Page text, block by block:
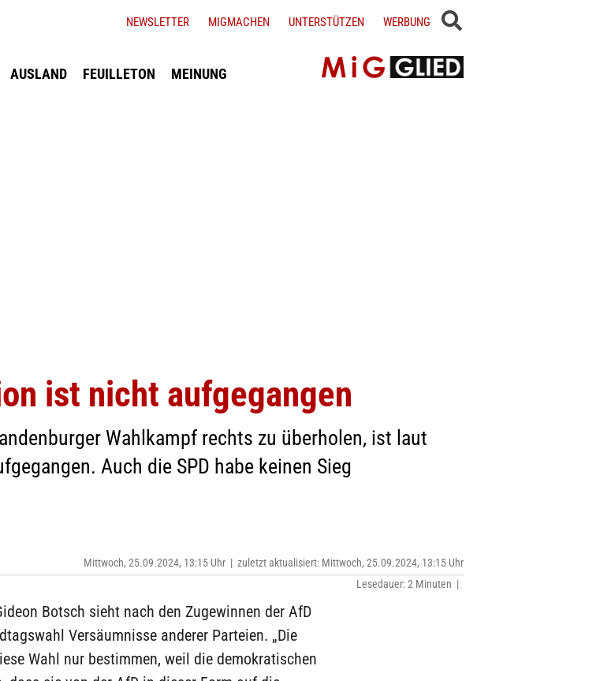
AUSLAND FEUILLETON MEINUNG
NEWSLETTER MIGMACHEN UNTERSTÜTZEN WERBUNG
ist nicht aufgegangen
Wahlkampf rechts zu überholen, ist laut
Auch die SPD habe keinen Sieg
Mittwoch, 25.09.2024, 13:15 Uhr | zuletzt aktualisiert: Mittwoch, 25.09.2024, 13:15 Uhr
Lesedauer: 2 Minuten |
Botsch sieht nach den Zugewinnen der AfD
Versäumnisse anderer Parteien. „Die
Wahl nur bestimmen, weil die demokratischen